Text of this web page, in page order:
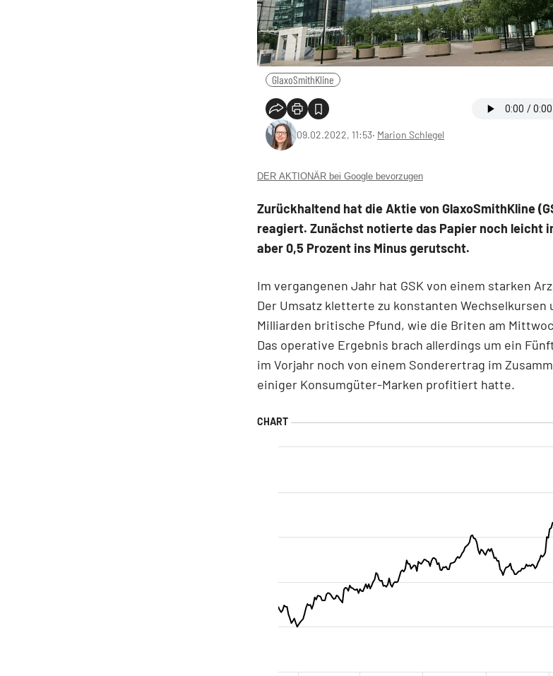
GlaxoSmithKline
09.02.2022, 11:53‧ Marion Schlegel
DER AKTIONÄR bei Google bevorzugen
Zurückhaltend hat die Aktie von GlaxoSmithKline
reagiert. Zunächst notierte das Papier noch leicht
aber 0,5 Prozent ins Minus gerutscht.
Im vergangenen Jahr hat GSK von einem starken
Der Umsatz kletterte zu konstanten Wechselkursen
Milliarden britische Pfund, wie die Briten am
Das operative Ergebnis brach allerdings um ein
im Vorjahr noch von einem Sonderertrag im
einiger Konsumgüter-Marken profitiert hatte.